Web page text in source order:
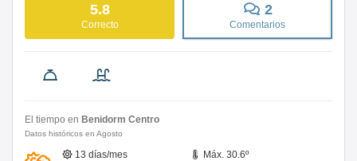
5.8
Correcto
2
Comentarios
El tiempo en Benidorm Centro
Datos históricos en Agosto
13 días/mes
Máx. 30.6º